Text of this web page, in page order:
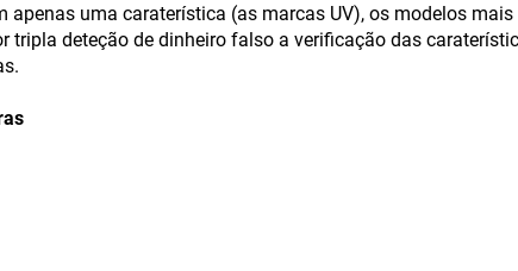
apenas uma caraterística (as marcas UV), os modelos
tripla deteção de dinheiro falso a verificação das